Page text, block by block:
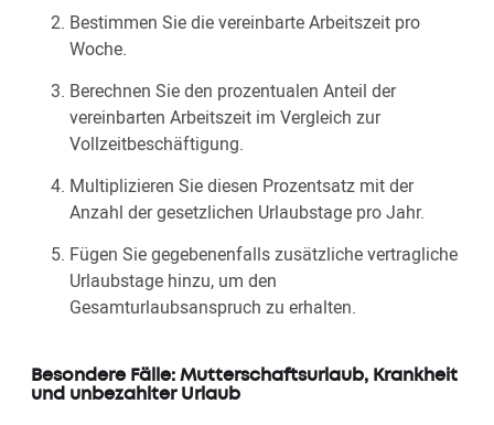
Bestimmen Sie die vereinbarte Arbeitszeit pro
Woche.
Berechnen Sie den prozentualen Anteil der
vereinbarten Arbeitszeit im Vergleich zur
Vollzeitbeschäftigung.
Multiplizieren Sie diesen Prozentsatz mit der
Anzahl der gesetzlichen Urlaubstage pro Jahr.
Fügen Sie gegebenenfalls zusätzliche vertragliche
Urlaubstage hinzu, um den
Gesamturlaubsanspruch zu erhalten.
Besondere Fälle: Mutterschaftsurlaub, Krankheit
und unbezahlter Urlaub